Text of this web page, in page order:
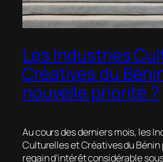
Les Industries
Créatives du
nouvelle priorité ?
Au cours des derniers mois, les
Culturelles et Créatives du Bénin
regain d’intérêt considérable